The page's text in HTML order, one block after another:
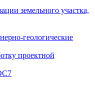
земельного участка,
геологические
проектной